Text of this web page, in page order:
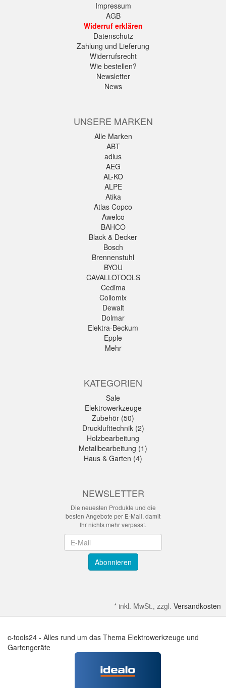
Impressum
AGB
Widerruf erklären
Datenschutz
Zahlung und Lieferung
Widerrufsrecht
Wie bestellen?
Newsletter
News
UNSERE MARKEN
Alle Marken
ABT
adlus
AEG
AL-KO
ALPE
Atika
Atlas Copco
Awelco
BAHCO
Black & Decker
Bosch
Brennenstuhl
BYOU
CAVALLOTOOLS
Cedima
Collomix
Dewalt
Dolmar
Elektra-Beckum
Epple
Mehr
KATEGORIEN
Sale
Elektrowerkzeuge
Zubehör (50)
Drucklufttechnik (2)
Holzbearbeitung
Metallbearbeitung (1)
Haus & Garten (4)
NEWSLETTER
Die neuesten Produkte und die
besten Angebote per E-Mail, damit
Ihr nichts mehr verpasst.
Abonnieren
* inkl. MwSt., zzgl. Versandkosten
c-tools24 - Alles rund um das Thema Elektrowerkzeuge und
Gartengeräte